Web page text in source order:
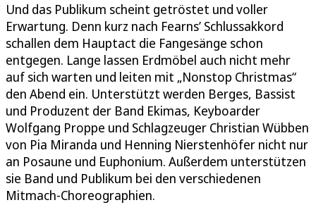
Und das Publikum scheint getröstet und voller
Erwartung. Denn kurz nach Fearns’ Schlussakkord
schallen dem Hauptact die Fangesänge schon
entgegen. Lange lassen Erdmöbel auch nicht mehr
auf sich warten und leiten mit „Nonstop Christmas“
den Abend ein. Unterstützt werden Berges, Bassist
und Produzent der Band Ekimas, Keyboarder
Wolfgang Proppe und Schlagzeuger Christian Wübben
von Pia Miranda und Henning Nierstenhöfer nicht nur
an Posaune und Euphonium. Außerdem unterstützen
sie Band und Publikum bei den verschiedenen
Mitmach-Choreographien.